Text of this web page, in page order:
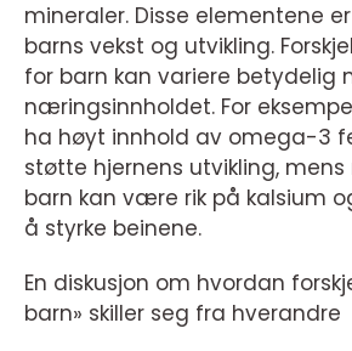
mineraler. Disse elementene
barns vekst og utvikling.
for barn kan variere betydelig
næringsinnholdet. For
ha høyt innhold av omega-3
støtte hjernens utvikling,
barn kan være rik på kalsium
å styrke beinene.
En diskusjon om hvordan
barn» skiller seg fra hverandre